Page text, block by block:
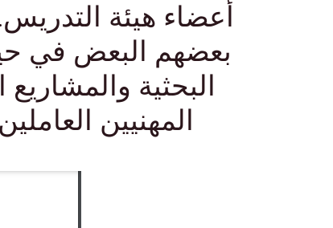
أعضاء هيئة
بعضهم البعض في
البحثية
المهنيين